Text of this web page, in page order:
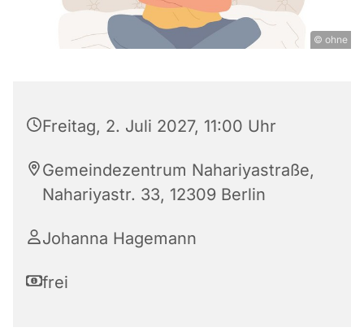
© ohne
Freitag, 2. Juli 2027, 11:00 Uhr
Gemeindezentrum Nahariyastraße,
Nahariyastr. 33, 12309 Berlin
Johanna Hagemann
frei